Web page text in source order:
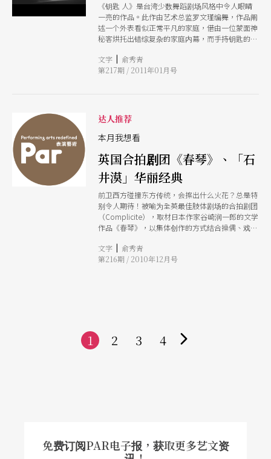
《钥匙 人》是台湾少数舞蹈剧场风格中令人眼睛
一亮的作品。此作由艺术总监罗文瑾编舞，作品阐
述一个外表看似正常平凡的家庭，借由一位蒙面神
秘客烘托出错综复杂的家庭内幕，而手持钥匙的谜
读。全剧虽无口白，但戏剧结构严谨，动作切入主
题；虚实之间交织出一场内心争战、肢体飨宴！
文字 | 俞秀青
第217期 / 2011年01月号
达人推荐
本月我想看
英国合拍剧团《春琴》、「石
井漠」华丽经典
前卫西方碰撞东方传统，会擦出什么火花？总是特
别令人期待！被喻为全英最佳肢体剧场的合拍剧团
（Complicite），取材日本作家谷崎润一郎的文学
作品《春琴》，以集体创作的方式结合操偶、戏
篱，跨越文化差异，融合生活的物件，开创天马行
空的想像世界！ 国宝级的「阿嬷舞姬」李彩娥女
蹈大师丰采，难能可贵！其口述历史专书《飞舞人
生》，更值得推崇！
文字 | 俞秀青
第216期 / 2010年12月号
1 2 3 4
免费订阅PAR电子报，获取更多艺文资